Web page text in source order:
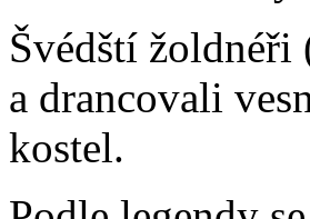
Švédští
a drancovali
kostel.